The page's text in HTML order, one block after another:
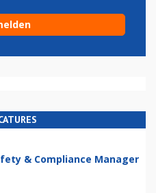
& Compliance Manager